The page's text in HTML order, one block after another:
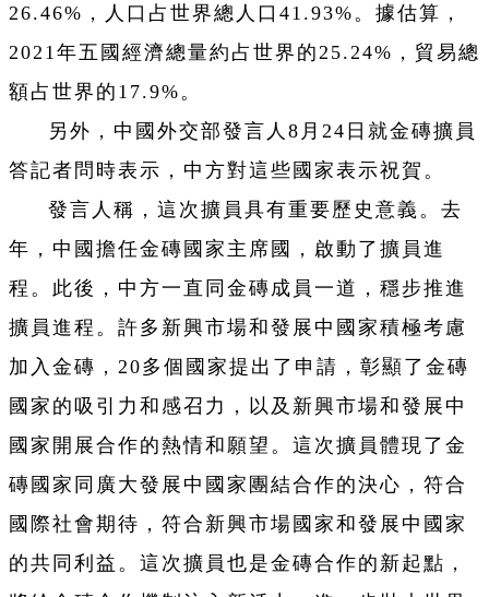
26.46%，人口占世界總人口41.93%。據估算，
2021年五國經濟總量約占世界的25.24%，貿易總
額占世界的17.9%。
另外，中國外交部發言人8月24日就金磚擴員
答記者問時表示，中方對這些國家表示祝賀。
發言人稱，這次擴員具有重要歷史意義。去
年，中國擔任金磚國家主席國，啟動了擴員進
程。此後，中方一直同金磚成員一道，穩步推進
擴員進程。許多新興市場和發展中國家積極考慮
加入金磚，20多個國家提出了申請，彰顯了金磚
國家的吸引力和感召力，以及新興市場和發展中
國家開展合作的熱情和願望。這次擴員體現了金
磚國家同廣大發展中國家團結合作的決心，符合
國際社會期待，符合新興市場國家和發展中國家
的共同利益。這次擴員也是金磚合作的新起點，